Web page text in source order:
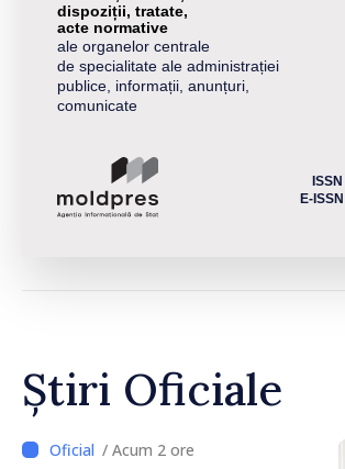
dispoziții, tratate,
acte normative
ale organelor centrale
de specialitate ale administrației
publice, informații, anunțuri,
comunicate
E-
Știri Oficiale
/ Acum 2 ore